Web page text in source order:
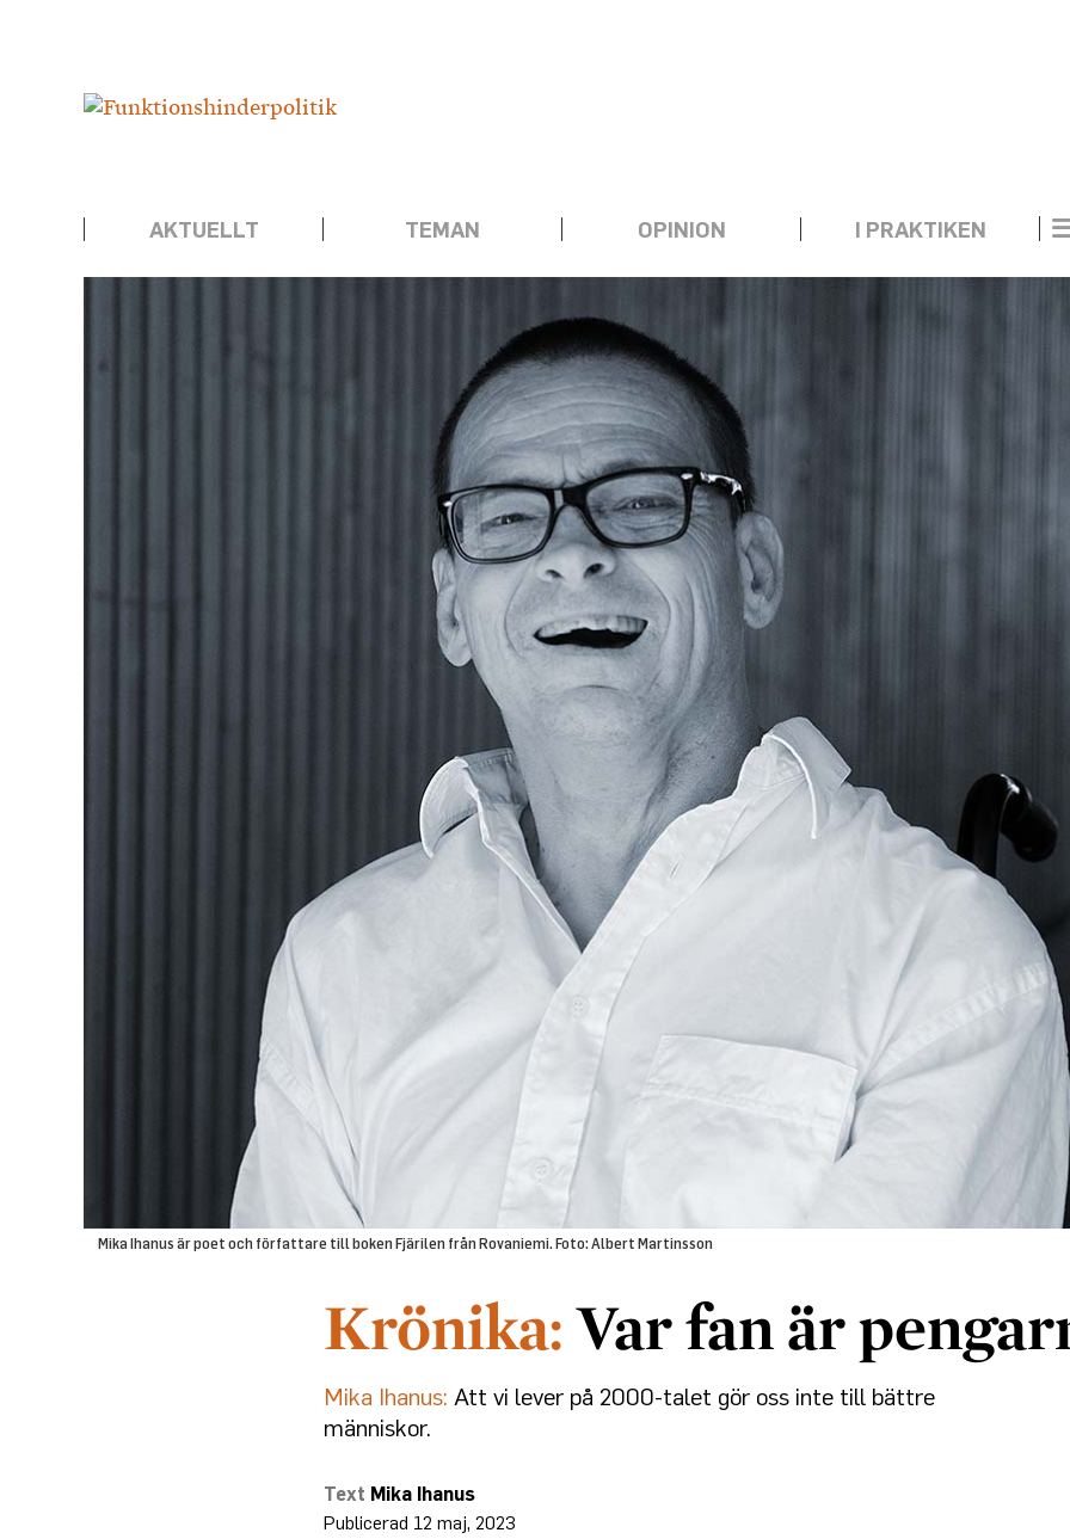
AKTUELLT TEMAN OPINION I PRAKTIKEN
Mika Ihanus är poet och författare till boken Fjärilen från Rovaniemi. Foto: Albert Martinsson
Var fan är
Mika Ihanus: Att vi lever på 2000-talet gör oss inte till bättre
människor.
Mika Ihanus
12 maj, 2023